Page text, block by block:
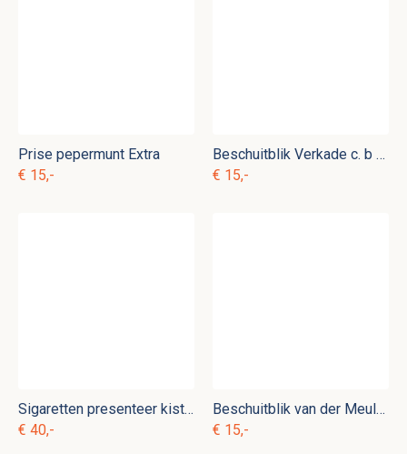
Prise pepermunt Extra
€ 15,-
Beschuitblik Verkade c. b 12
€ 15,-
Sigaretten presenteer kistje
€ 40,-
Beschuitblik van der Meulen c. b 10
€ 15,-